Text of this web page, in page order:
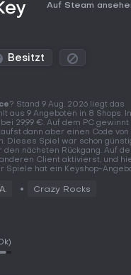
Auf Steam
Besitzt
? Stand 9 Aug. 2026 liegt das
aus 9 Angeboten in 8 Shops. In
29,99 €. Auf dem PC gewinnt
dann aber einen Code von
Dieses Spiel war schon
nächsten Rückgang. Auf
Client aktivierst, und
hat ein Keyshop-
Crazy Rocks